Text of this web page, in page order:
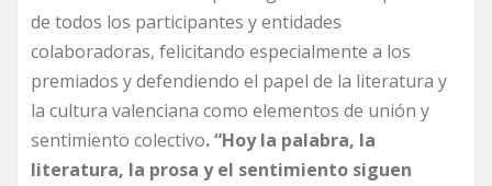
de todos los participantes y entidades
colaboradoras, felicitando especialmente a los
premiados y defendiendo el papel de la literatura y
la cultura valenciana como elementos de unión y
sentimiento colectivo. “Hoy la palabra, la
literatura, la prosa y el sentimiento siguen